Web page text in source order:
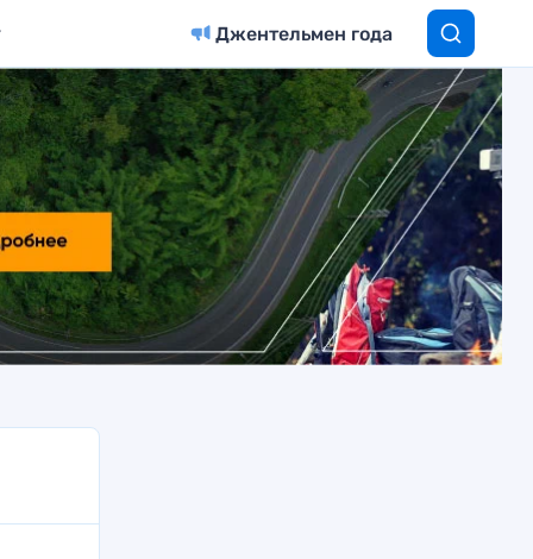
Джентельмен года